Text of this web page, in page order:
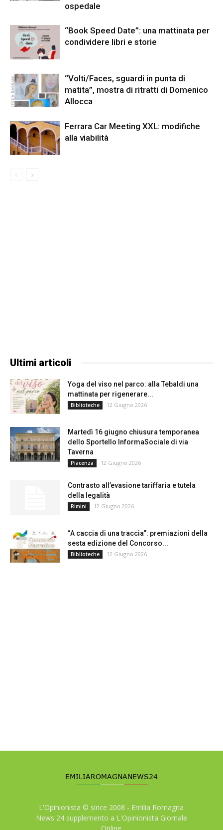
ospedale
“Book Speed Date”: una mattinata per
condividere libri e storie
“Volti/Faces, sguardi in punta di
matita”, mostra di ritratti di Domenico
Allocca
Ferrara Car Meeting XXL: modifiche
alla viabilità
Ultimi articoli
Yoga del viso nel parco: alla Tebaldi una
mattinata per rigenerare...
Biblioteche 12 Giugno 2026
Martedì 16 giugno chiusura temporanea
dello Sportello InformaSociale di via
Taverna
Piacenza 12 Giugno 2026
Contrasto all’evasione tariffaria e tutela
della legalità
Rimini 12 Giugno 2026
“A caccia di una traccia”: premiazioni della
sesta edizione del Concorso...
Biblioteche 12 Giugno 2026
L'Opinionista © since 2008 - Emilia Romagna
News 24 supplemento a L'Opinionista Giornale